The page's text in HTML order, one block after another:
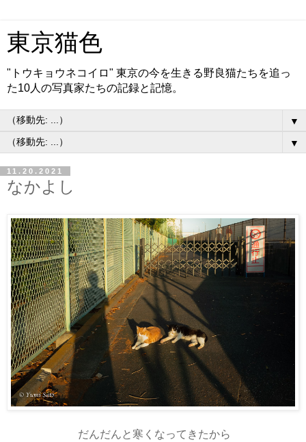
東京猫色
"トウキョウネコイロ" 東京の今を生きる野良猫たちを追っ
た10人の写真家たちの記録と記憶。
▼
▼
11.20.2021
なかよし
だんだんと寒くなってきたから